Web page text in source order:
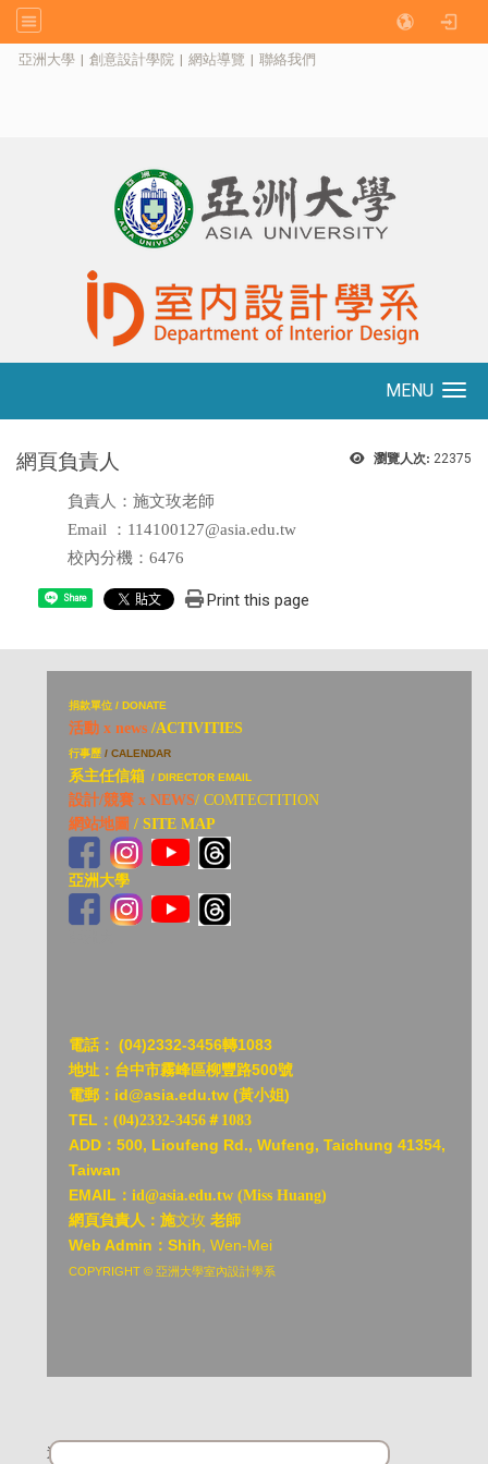
亞洲大學 | 創意設計學院 | 網站導覽 | 聯絡我們
MENU
瀏覽人次: 22375
網頁負責人
負責人：施文玫老師
Email ：114100127@asia.edu.tw
校內分機：6476
Share Print this page
捐款單位 / DONATE
活動 x news /ACTIVITIES
行事歷 / CALENDAR
系主任信箱 / DIRECTOR EMAIL
設計/競賽 x NEWS/ COMTECTITION
網站地圖 / SITE MAP
亞洲大學
電話： (04)2332-3456轉1083
地址：台中市霧峰區柳豐路500號
電郵：id@asia.edu.tw (黃小姐)
TEL： (04)2332-3456＃1083
ADD： 500, Lioufeng Rd., Wufeng, Taichung 41354,
Taiwan
EMAIL： id@asia.edu.tw (Miss Huang)
網頁負責人：施文玫 老師
Web Admin：Shih , Wen-Mei
COPYRIGHT © 亞洲大學室內設計學系
造訪人次 : 11445358